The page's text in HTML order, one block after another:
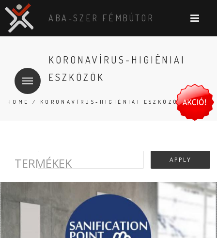
ABA-SZER FÉMBÚTOR
KORONAVÍRUS-HIGIÉNIAI
ESZKÖZÖK
HOME / KORONAVÍRUS-HIGIÉNIAI ESZKÖZÖK
TERMÉKEK